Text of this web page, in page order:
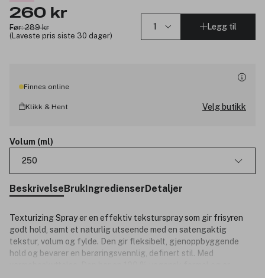
260 kr
Før: 289 kr
(Laveste pris siste 30 dager)
Legg til
Finnes online
Klikk & Hent Velg butikk
Volum (ml)
250
BeskrivelseBrukIngredienserDetaljer
Texturizing Spray er en effektiv teksturspray som gir frisyren
godt hold, samt et naturlig utseende med en satengaktig
tekstur, volum og fylde. Den gir fleksibelt, gjenoppbyggende
hold og bevarer en berøringsvennlig, definert stil. Med